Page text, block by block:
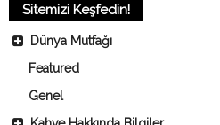
Sitemizi Keşfedin!
Dünya Mutfağı
Featured
Genel